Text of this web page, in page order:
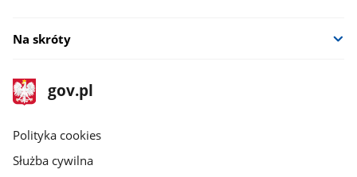
Na skróty
stopka
gov.pl
Strona
gov.pl
gov.pl
Polityka cookies
Służba cywilna